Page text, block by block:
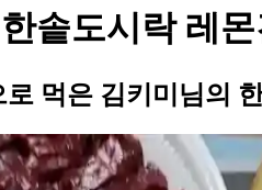
솥도시락 레
먹은 김키미님의